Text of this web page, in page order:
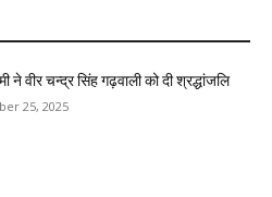
ने वीर चन्द्र सिंह गढ़वाली को दी श्रद्धांजलि
25, 2025